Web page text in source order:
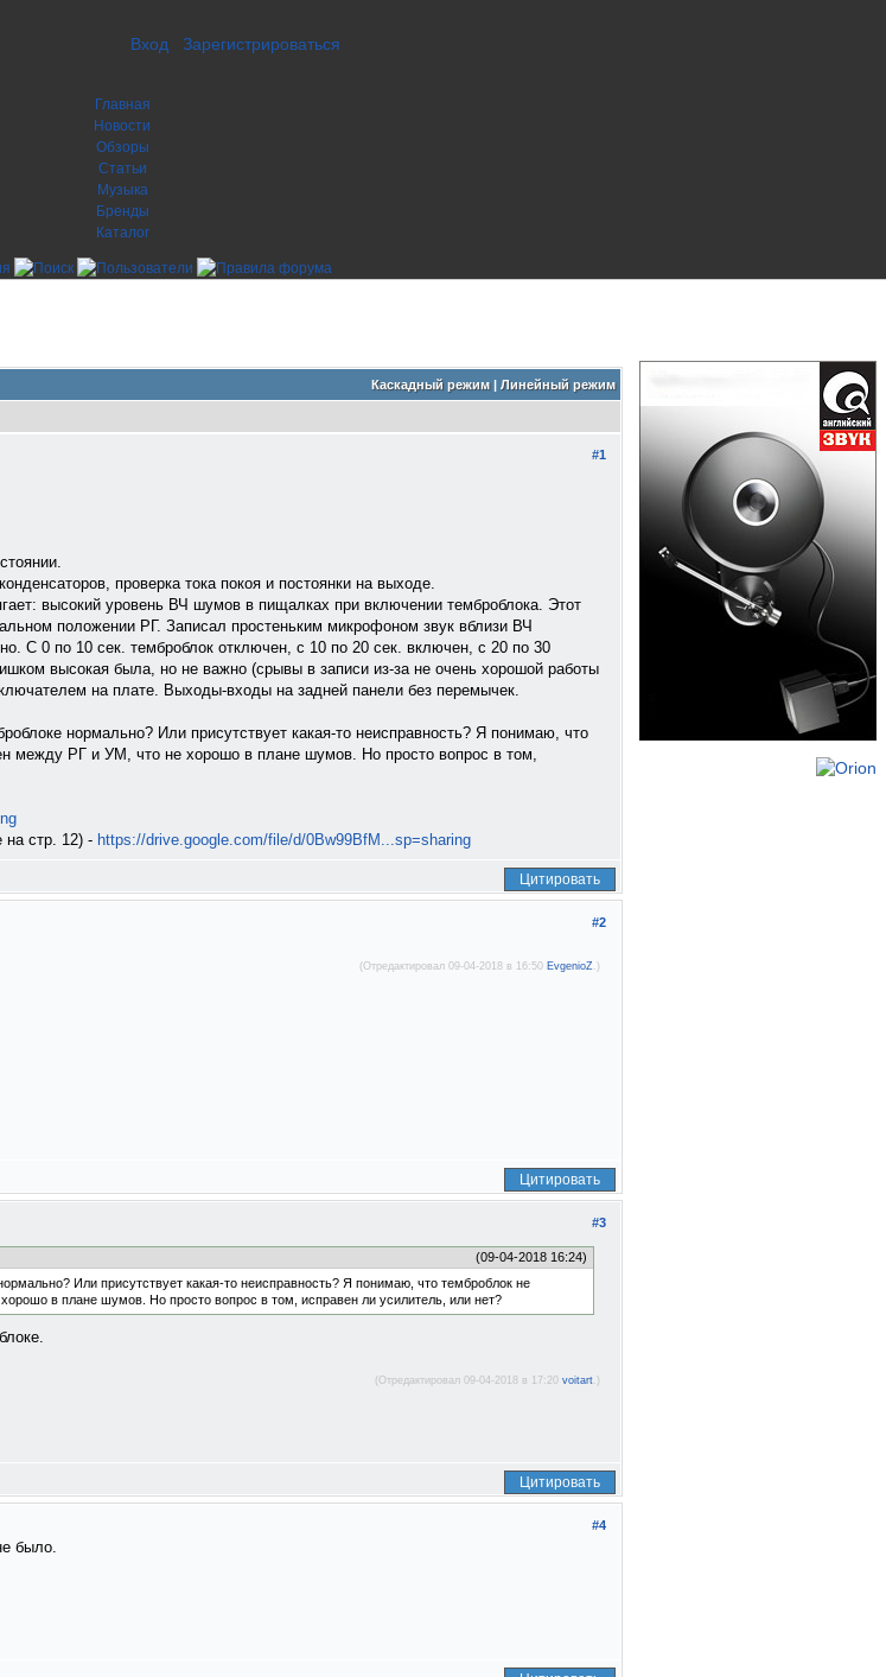
Вход Зарегистрироваться
Главная
Новости
Обзоры
Статьи
Музыка
Бренды
Каталог
Каскадный режим| Линейный режим
#1
проверка тока покоя и постоянки на выходе.
высокий уровень ВЧ шумов в пищалках при включении темброблока. Этот
положении РГ. Записал простеньким микрофоном звук вблизи ВЧ
С 0 по 10 сек. темброблок отключен, с 10 по 20 сек. включен, с 20 по 30
высокая была, но не важно (срывы в записи из-за не очень хорошой работы
на плате. Выходы-входы на задней панели без перемычек.
нормально? Или присутствует какая-то неисправность? Я понимаю, что
между РГ и УМ, что не хорошо в плане шумов. Но просто вопрос в том,
на стр. 12) - https://drive.google.com/file/d/0Bw99BfM...sp=sharing
Цитировать
#2
(Отредактировал 09-04-2018 в 16:50 EvgenioZ.)
Цитировать
#3
(09-04-2018 16:24)
Или присутствует какая-то неисправность? Я понимаю, что темброблок не
в плане шумов. Но просто вопрос в том, исправен ли усилитель, или нет?
(Отредактировал 09-04-2018 в 17:20 voitart.)
Цитировать
#4
было.